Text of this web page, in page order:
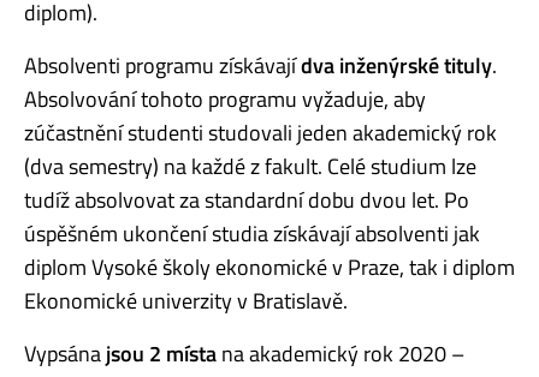
diplom).
Absolventi programu získávajídva inženýrské tituly.
Absolvování tohoto programu vyžaduje, aby
zúčastnění studenti studovali jeden akademický rok
(dva semestry) na každé z fakult. Celé studium lze
tudíž absolvovat za standardní dobu dvou let. Po
úspěšném ukončení studia získávají absolventi jak
diplom Vysoké školy ekonomické v Praze, tak i diplom
Ekonomické univerzity v Bratislavě.
Vypsánajsou 2 místana akademický rok 2020 –